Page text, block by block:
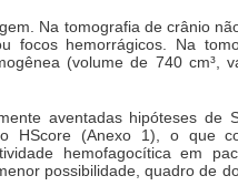
Na tomografia de crânio
focos hemorrágicos. Na
(volume de 740 cm³,
aventadas hipóteses de
HScore (Anexo 1), o que
hemofagocítica em
possibilidade, quadro de